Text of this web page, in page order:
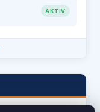
AKTIV